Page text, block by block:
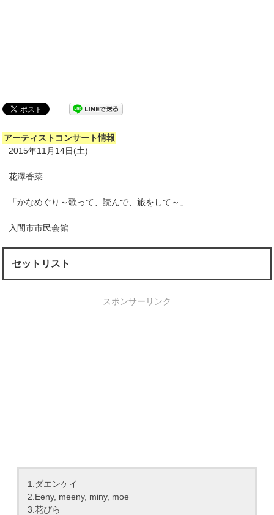
アーティストコンサート情報
2015年11月14日(土)
花澤香菜
「かなめぐり～歌って、読んで、旅をして～」
入間市市民会館
セットリスト
スポンサーリンク
1.ダエンケイ
2.Eeny, meeny, miny, moe
3.花びら